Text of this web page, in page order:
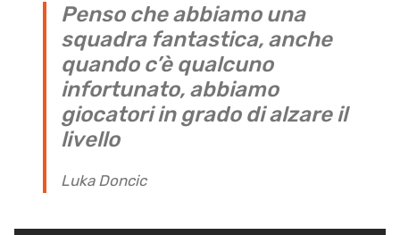
Penso che abbiamo una
squadra fantastica, anche
quando c’è qualcuno
infortunato, abbiamo
giocatori in grado di alzare il
livello
Luka Doncic